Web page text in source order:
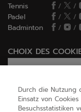
Tennis / /
Padel
/ /
Badminton
/ /
CHOIX DES
Ich lege Cookies
Durch die Nutzung
Einsatz von
Besuchsstatistiken